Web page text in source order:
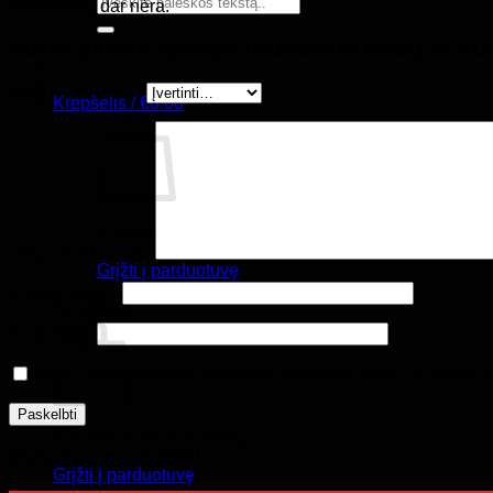
Krepšelis /€0.00
Grįžti į parduotuvę
Krepšelis
Grįžti į parduotuvę
Atsiliepimų dar nėra.
Jūsų įvertinimas *